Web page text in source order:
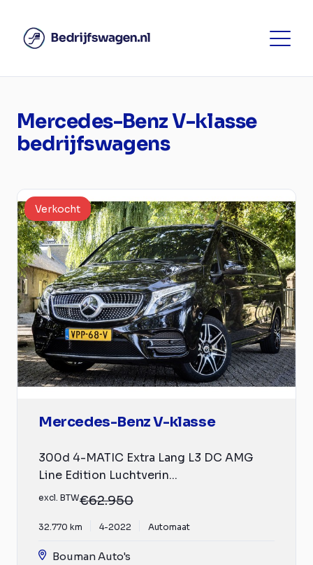
Mercedes-Benz V-klasse
bedrijfswagens
Verkocht
Mercedes-Benz V-klasse
300d 4-MATIC Extra Lang L3 DC AMG
Line Edition Luchtverin...
excl. BTW€62.950
32.770 km 4-2022 Automaat
Bouman Auto's